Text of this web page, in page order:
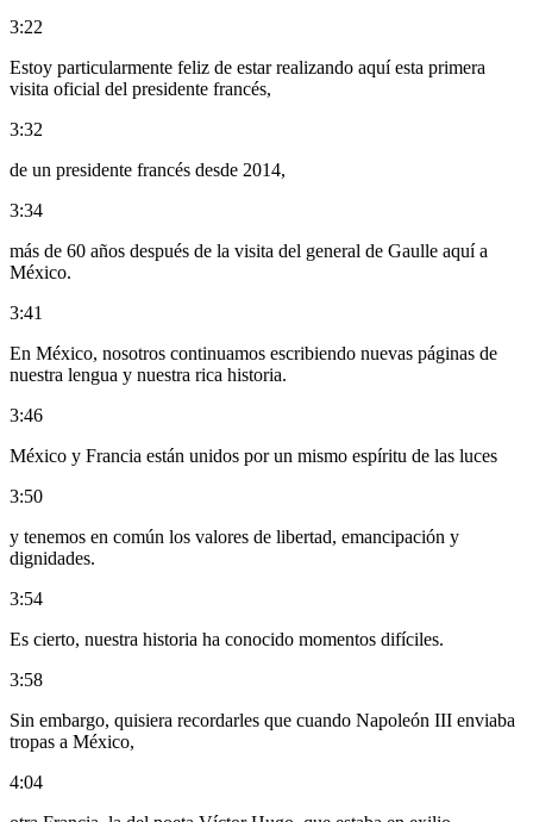
3:22
Estoy particularmente feliz de estar realizando aquí esta primera
visita oficial del presidente francés,
3:32
de un presidente francés desde 2014,
3:34
más de 60 años después de la visita del general de Gaulle aquí a
México.
3:41
En México, nosotros continuamos escribiendo nuevas páginas de
nuestra lengua y nuestra rica historia.
3:46
México y Francia están unidos por un mismo espíritu de las luces
3:50
y tenemos en común los valores de libertad, emancipación y
dignidades.
3:54
Es cierto, nuestra historia ha conocido momentos difíciles.
3:58
Sin embargo, quisiera recordarles que cuando Napoleón III enviaba
tropas a México,
4:04